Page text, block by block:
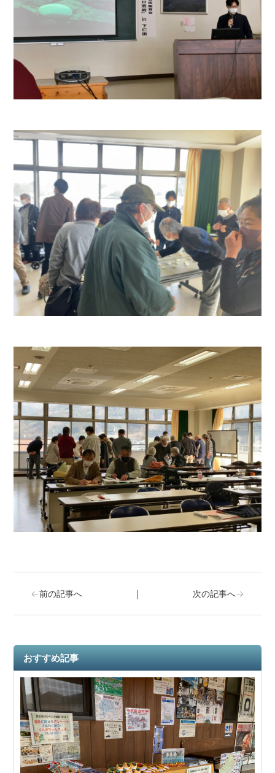
←前の記事へ ｜ 次の記事へ→
おすすめ記事